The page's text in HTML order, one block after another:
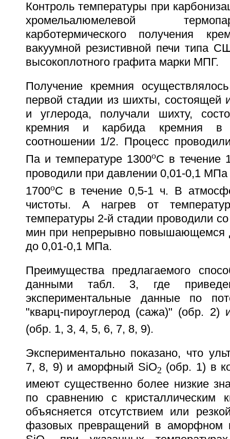
Контроль температуры при
хромельалюмелевой
карботермического получения
вакуумной резистивной печи типа
высокоплотного графита марки МПГ.
Получение кремния
первой стадии из шихты, состоящей
и углерода, получали шихту,
кремния и карбида кремния в
соотношении 1/2. Процесс
Па и температуре 1300oC в течение
проводили при давлении 0,01-0,1 МПа
1700oC в течение 0,5-1 ч. В
чистоты. А нагрев от
температуры 2-й стадии проводили
мин при непрерывно повышающемся
до 0,01-0,1 МПа.
Преимущества предлагаемого
данными табл. 3, где
экспериментальные данные по
"кварц-пироуглерод (сажа)" (обр. 2)
(обр. 1, 3, 4, 5, 6, 7, 8, 9).
Экспериментально показано, что
7, 8, 9) и аморфный SiO2 (обр. 1) в
имеют существенно более низкие
по сравнению с кристаллическим
объясняется отсутствием или
фазовых превращений в аморфном